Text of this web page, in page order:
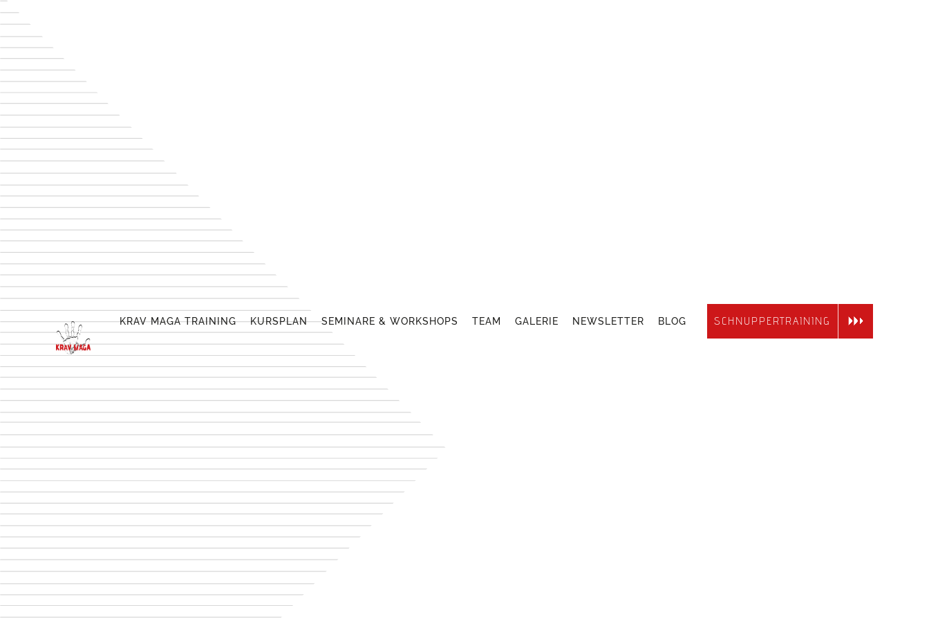
KRAV MAGA TRAINING KURSPLAN SEMINARE & WORKSHOPS TEAM GALERIE NEWSLETTER BLOG SCHNUPPERTRAINING
Bitte wähle ein Schnuppertraining aus
ZUSTIMMUNG ZUR KONTAKTAUFNAHME
gespeichert, maschinell verarbeitet und zur Kontaktaufnahme sowie zur Übersendung von Newslettern genutzt